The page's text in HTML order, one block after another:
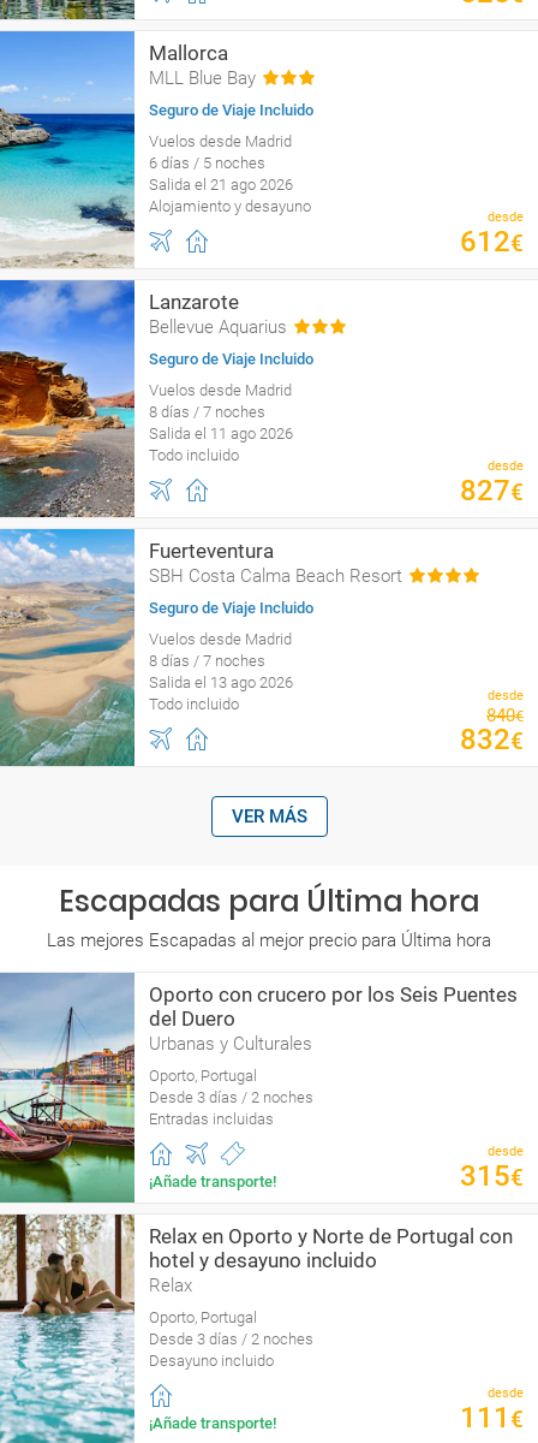
Mallorca
MLL Blue Bay
Seguro de Viaje Incluido
Vuelos desde Madrid
6 días / 5 noches
Salida el 21 ago 2026
Alojamiento y desayuno
desde
612€
Lanzarote
Bellevue Aquarius
Seguro de Viaje Incluido
Vuelos desde Madrid
8 días / 7 noches
Salida el 11 ago 2026
Todo incluido
desde
827€
Fuerteventura
SBH Costa Calma Beach Resort
Seguro de Viaje Incluido
Vuelos desde Madrid
8 días / 7 noches
Salida el 13 ago 2026
Todo incluido
desde
840€
832€
VER MÁS
Escapadas para Última hora
Las mejores Escapadas al mejor precio para Última hora
Oporto con crucero por los Seis Puentes
del Duero
Urbanas y Culturales
Oporto, Portugal
Desde 3 días / 2 noches
Entradas incluidas
¡Añade transporte!
desde
315€
Relax en Oporto y Norte de Portugal con
hotel y desayuno incluido
Relax
Oporto, Portugal
Desde 3 días / 2 noches
Desayuno incluido
¡Añade transporte!
desde
111 €